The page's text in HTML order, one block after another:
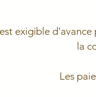
exigible d'avance
la
Les